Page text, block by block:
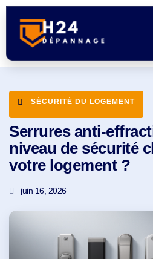
SÉCURITÉ DU LOGEMENT
Serrures anti-
niveau de sécurité
votre logement ?
juin 16, 2026